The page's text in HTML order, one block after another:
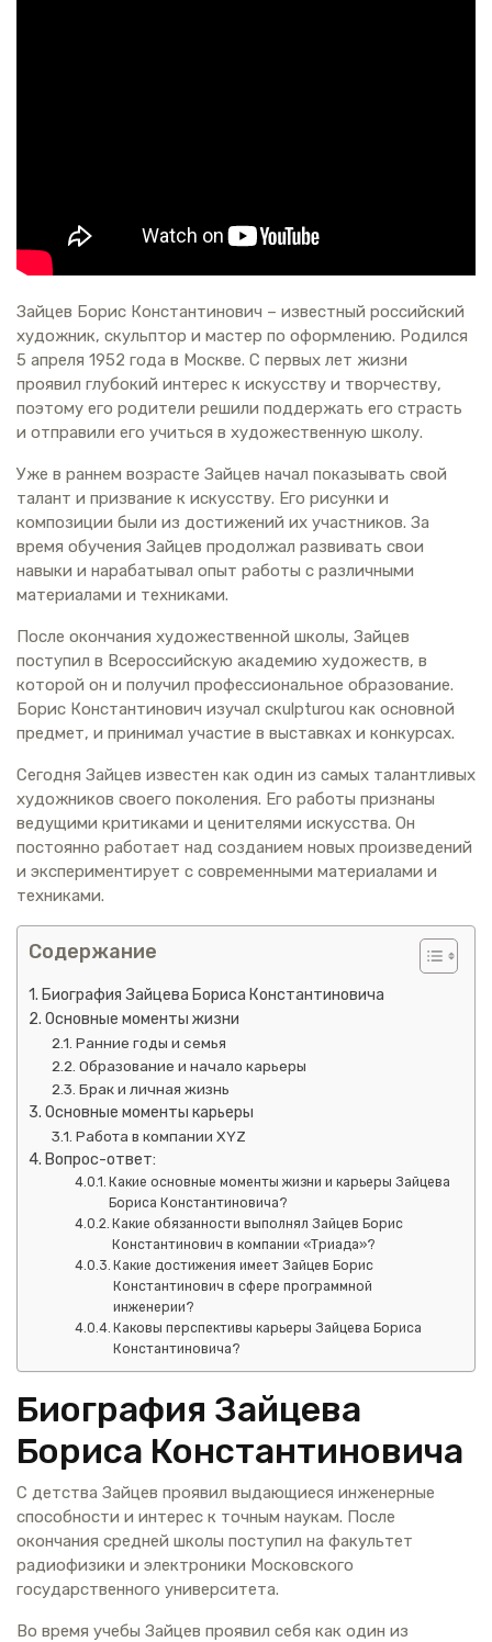
Зайцев Борис Константинович – известный российский
художник, скульптор и мастер по оформлению. Родился
5 апреля 1952 года в Москве. С первых лет жизни
проявил глубокий интерес к искусству и творчеству,
поэтому его родители решили поддержать его страсть
и отправили его учиться в художественную школу.
Уже в раннем возрасте Зайцев начал показывать свой
талант и призвание к искусству. Его рисунки и
композиции были из достижений их участников. За
время обучения Зайцев продолжал развивать свои
навыки и нарабатывал опыт работы с различными
материалами и техниками.
После окончания художественной школы, Зайцев
поступил в Всероссийскую академию художеств, в
которой он и получил профессиональное образование.
Борис Константинович изучал скulpturou как основной
предмет, и принимал участие в выставках и конкурсах.
Сегодня Зайцев известен как один из самых талантливых
художников своего поколения. Его работы признаны
ведущими критиками и ценителями искусства. Он
постоянно работает над созданием новых произведений
и экспериментирует с современными материалами и
техниками.
Содержание
Биография Зайцева Бориса Константиновича
Основные моменты жизни
Ранние годы и семья
Образование и начало карьеры
Брак и личная жизнь
Основные моменты карьеры
Работа в компании XYZ
Вопрос-ответ:
Какие основные моменты жизни и карьеры Зайцева
Бориса Константиновича?
Какие обязанности выполнял Зайцев Борис
Константинович в компании «Триада»?
Какие достижения имеет Зайцев Борис
Константинович в сфере программной
инженерии?
Каковы перспективы карьеры Зайцева Бориса
Константиновича?
Биография Зайцева
Бориса Константиновича
С детства Зайцев проявил выдающиеся инженерные
способности и интерес к точным наукам. После
окончания средней школы поступил на факультет
радиофизики и электроники Московского
государственного университета.
Во время учебы Зайцев проявил себя как один из